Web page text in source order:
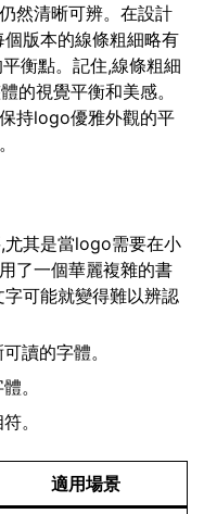
然清晰可辨。在設計
版本的線條粗細略有
衡點。記住,線條粗細
的視覺平衡和美感。
持logo優雅外觀的平
其是當logo需要在小
了一個華麗複雜的書
可能就變得難以辨認
讀的字體。
。
。
適用場景